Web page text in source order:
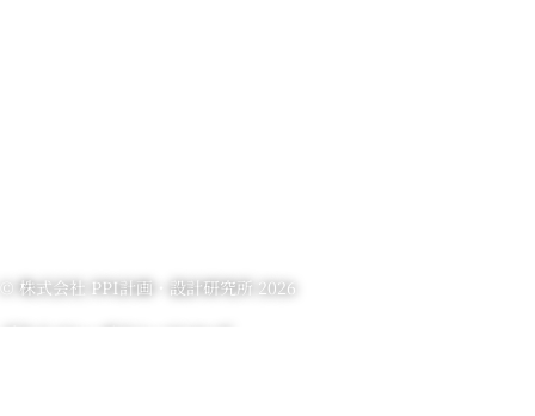
© 株式会社 PPI計画・設計研究所 2026